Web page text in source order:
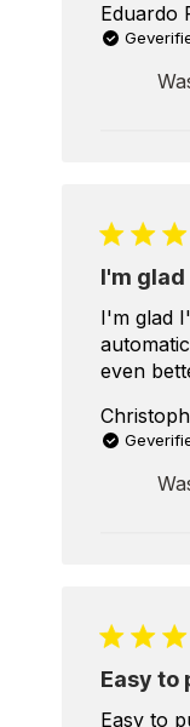
I'm
I'm glad
even
Easy to
Easy to